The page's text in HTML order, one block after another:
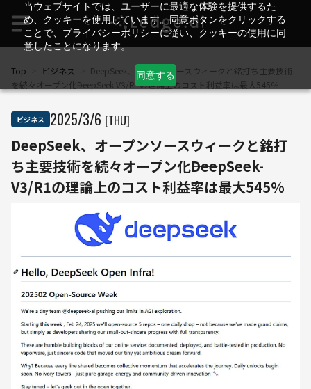
当ウェブサイトでは、ユーザーに最適な体験を提供するた
め、クッキーを使用しています。同意ボタンをクリックする
ことで、プライバシーポリシーに従い、クッキーの使用に同
意したことになります。
同意する
Top ビジネス
DeepSeek、オープンソースウィークと銘打ち主要技術
を続々オープン化――DeepSeek-V3/R1の理論上のコスト利益率は最大545％
ビジネス 2025/3/6 [THU]
DeepSeek、オープンソースウィークと銘打
ち主要技術を続々オープン化――DeepSeek-
V3/R1の理論上のコスト利益率は最大545％